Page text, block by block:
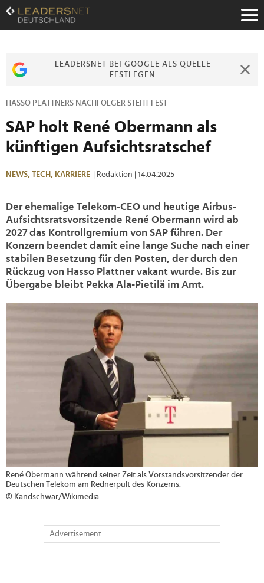
Zum
Inhalt
Zur
Zur
LEADERSNET BEI GOOGLE ALS QUELLE
FESTLEGEN
HASSO PLATTNERS NACHFOLGER STEHT FEST
SAP holt René Obermann als
künftigen Aufsichtsratschef
NEWS, TECH, KARRIERE | Redaktion | 14.04.2025
Der ehemalige Telekom-CEO und heutige Airbus-
Aufsichtsratsvorsitzende René Obermann wird ab
2027 das Kontrollgremium von SAP führen. Der
Konzern beendet damit eine lange Suche nach einer
stabilen Besetzung für den Posten, der durch den
Rückzug von Hasso Plattner vakant wurde. Bis zur
Übergabe bleibt Pekka Ala-Pietilä im Amt.
René Obermann während seiner Zeit als Vorstandsvorsitzender der
Deutschen Telekom am Rednerpult des Konzerns.
© Kandschwar/Wikimedia
Advertisement